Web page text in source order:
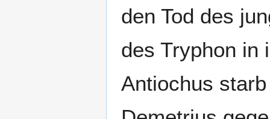
den Tod des
des Tryphon in
Antiochus